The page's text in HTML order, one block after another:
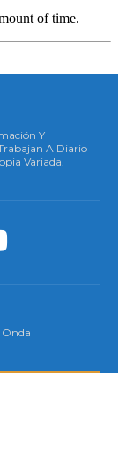
Y
A Diario
Variada.
Onda